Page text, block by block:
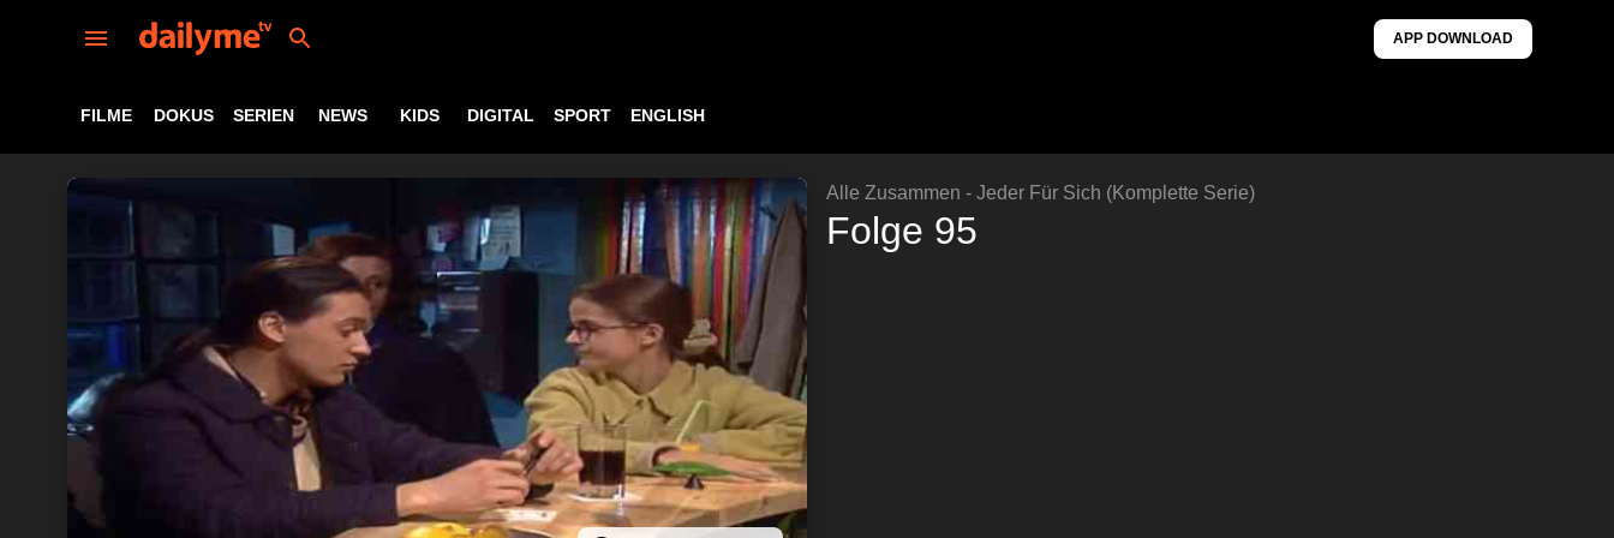
APP DOWNLOAD
FILME DOKUS SERIEN NEWS KIDS DIGITAL SPORT ENGLISH
Alle Zusammen - Jeder Für Sich (Komplette Serie)
Folge 95